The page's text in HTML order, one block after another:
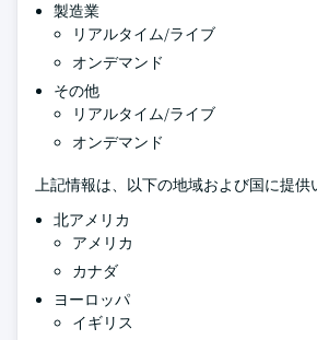
製造業
リアルタイム/ライブ
オンデマンド
その他
リアルタイム/ライブ
オンデマンド
上記情報は、以下の地域および国に提供
北アメリカ
アメリカ
カナダ
ヨーロッパ
イギリス